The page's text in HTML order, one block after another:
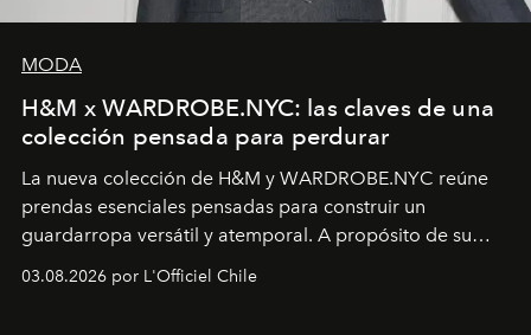
MODA
H&M x WARDROBE.NYC: las claves de una
colección pensada para perdurar
La nueva colección de H&M y WARDROBE.NYC reúne
prendas esenciales pensadas para construir un
guardarropa versátil y atemporal. A propósito de su
la asesora creativa y jefa de diseño global de la marca
03.08.2026 por L'Officiel Chile